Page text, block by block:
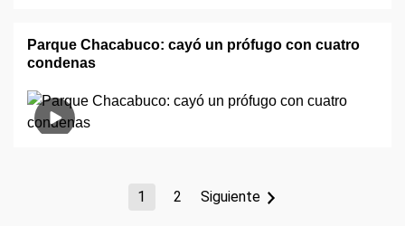
Parque Chacabuco: cayó un prófugo con cuatro
condenas
1 2 Siguiente